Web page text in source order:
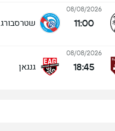
08/08/2026
11:00 שטרסבורג
08/08/2026
18:45 גנגאן